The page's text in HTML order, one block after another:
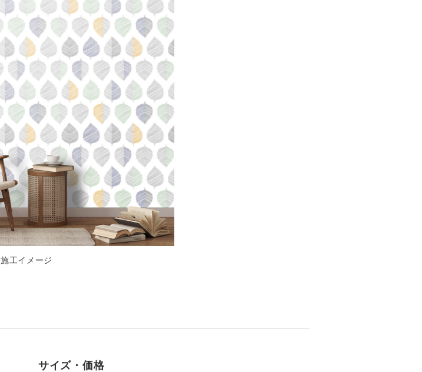
施工イメージ
サイズ・価格